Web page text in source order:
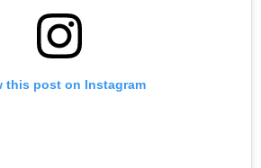
this post on Instagram